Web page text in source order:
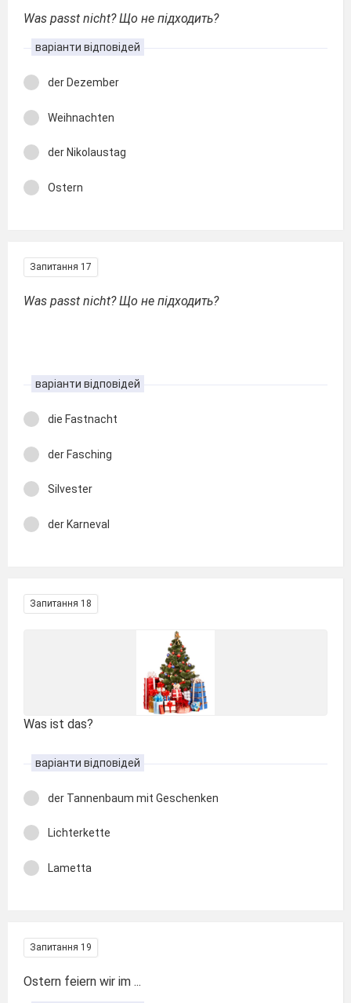
Was passt nicht? Що не підходить?
варіанти відповідей
der Dezember
Weihnachten
der Nikolaustag
Ostern
Запитання 17
Was passt nicht? Що не підходить?
варіанти відповідей
die Fastnacht
der Fasching
Silvester
der Karneval
Запитання 18
Was ist das?
варіанти відповідей
der Tannenbaum mit Geschenken
Lichterkette
Lametta
Запитання 19
Ostern feiern wir im ...